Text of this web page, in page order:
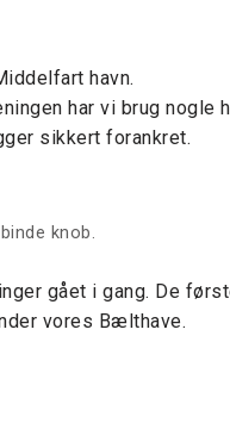
havn.
har vi brug nogle
sikkert forankret.
knob.
gået i gang. De
vores Bælthave.